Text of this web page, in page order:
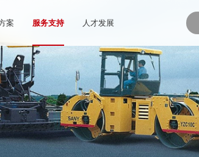
案 服务支持 人才发展